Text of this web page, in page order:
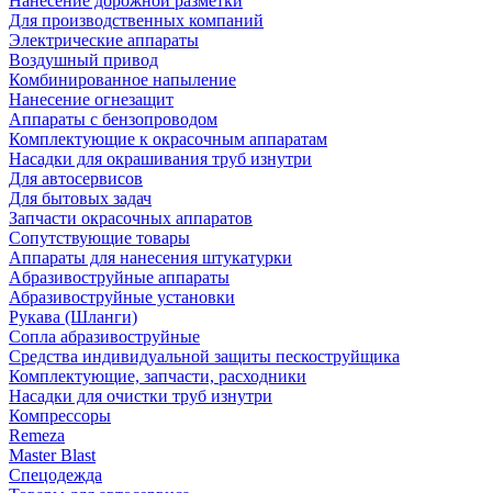
Для производственных компаний
Электрические аппараты
Воздушный привод
Комбинированное напыление
Нанесение огнезащит
Аппараты с бензопроводом
Комплектующие к окрасочным аппаратам
Насадки для окрашивания труб изнутри
Для автосервисов
Для бытовых задач
Запчасти окрасочных аппаратов
Сопутствующие товары
Аппараты для нанесения штукатурки
Aбразивоструйные аппараты
Абразивоструйные установки
Рукава (Шланги)
Сопла абразивоструйные
Средства индивидуальной защиты пескоструйщика
Комплектующие, запчасти, расходники
Насадки для очистки труб изнутри
Компрессоры
Remeza
Master Blast
Спецодежда